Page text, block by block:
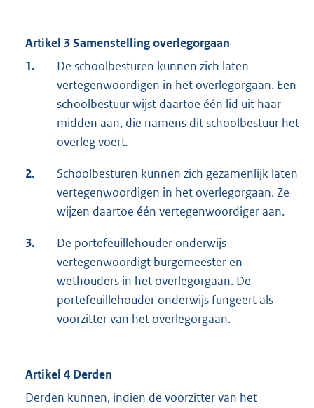
Artikel 3 Samenstelling overlegorgaan
1.
De schoolbesturen kunnen zich laten
vertegenwoordigen in het overlegorgaan. Een
schoolbestuur wijst daartoe één lid uit haar
midden aan, die namens dit schoolbestuur het
overleg voert.
2.
Schoolbesturen kunnen zich gezamenlijk laten
vertegenwoordigen in het overlegorgaan. Ze
wijzen daartoe één vertegenwoordiger aan.
3.
De portefeuillehouder onderwijs
vertegenwoordigt burgemeester en
wethouders in het overlegorgaan. De
portefeuillehouder onderwijs fungeert als
voorzitter van het overlegorgaan.
Artikel 4 Derden
Derden kunnen, indien de voorzitter van het